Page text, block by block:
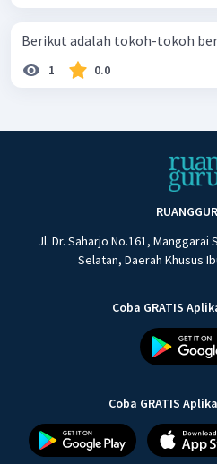
Berikut adalah tokoh-tokoh
1 0.0
Jl. Dr. Saharjo No.161,
Selatan, Daerah Khusus
Coba GRATIS
Coba GRATIS